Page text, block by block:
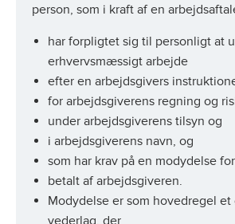
person, som i kraft af en
har forpligtet sig til personligt at
erhvervsmæssigt arbejde
efter en arbejdsgivers
for arbejdsgiverens regning og
under arbejdsgiverens tilsyn og
i arbejdsgiverens navn, og
som har krav på en modydelse
betalt af arbejdsgiveren.
Modydelse er som hovedregel
vederlag, der